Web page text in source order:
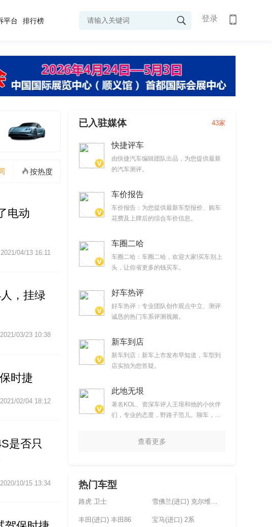
平台 排行榜 登录
按热度
电动
2021/04/13 16:11
，挂绿
2021/03/23 10:38
时捷
2021/02/04 18:12
是否只
2020/10/15 13:34
已入驻媒体 43家
快捷评车
由快捷汽车编辑团队出品，为您提供最新
的汽车测评。
车价报告
车价报告：为您提供最新车型报价、购车
花费及上牌后的综合车价信息。
车圈二哈
车圈二哈：车圈二哈，欢迎大家!买车别上
头，让你省更多的钱买车。
好车热评
好车热评：专业团队创作观点中立、测评
诚恳的热门车系评测视频。
新车到店
新车到店：新车上市发布早知道，车型到
店实拍为您答疑。
此地无垠
著名KOL、资深车评人王垠和他的小伙伴
们，专业的态度，野路子范儿。聊车，但
查看更多
热门车型
路虎 卫士
丰田(进口) 丰田86 宝马(进口) 2系